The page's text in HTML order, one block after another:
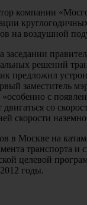
компании
на воздушной
заседании
решений
предложил
заместитель
с
со
скорости
в Москве на
транспорта
целевой
годы.